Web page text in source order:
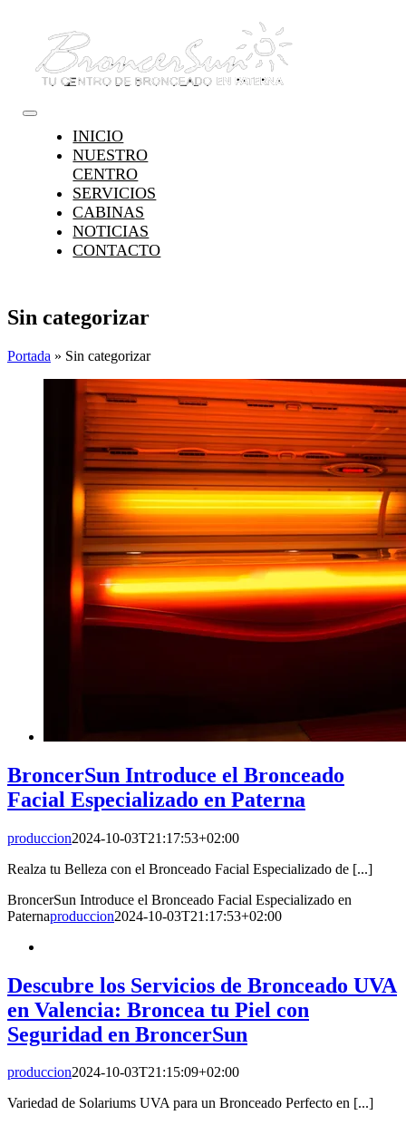
contenido
Toggle
Navigation
INICIO
NUESTRO
CENTRO
SERVICIOS
CABINAS
NOTICIAS
CONTACTO
Sin categorizar
Portada » Sin categorizar
BroncerSun Introduce el Bronceado
Facial Especializado en Paterna
produccion2024-10-03T21:17:53+02:00
Realza tu Belleza con el Bronceado Facial Especializado de [...]
BroncerSun Introduce el Bronceado Facial Especializado en
Paternaproduccion2024-10-03T21:17:53+02:00
Descubre los Servicios de Bronceado UVA
en Valencia: Broncea tu Piel con
Seguridad en BroncerSun
produccion2024-10-03T21:15:09+02:00
Variedad de Solariums UVA para un Bronceado Perfecto en [...]